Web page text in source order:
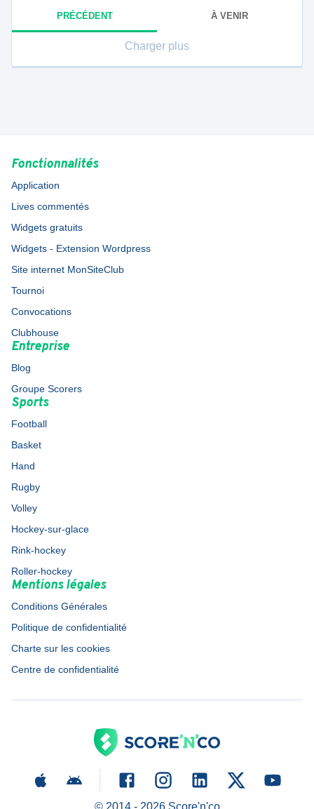
PRÉCÉDENT À VENIR
Charger plus
Fonctionnalités
Application
Lives commentés
Widgets gratuits
Widgets - Extension Wordpress
Site internet MonSiteClub
Tournoi
Convocations
Clubhouse
Entreprise
Blog
Groupe Scorers
Sports
Football
Basket
Hand
Rugby
Volley
Hockey-sur-glace
Rink-hockey
Roller-hockey
Mentions légales
Conditions Générales
Politique de confidentialité
Charte sur les cookies
Centre de confidentialité
© 2014 - 2026Score'n'co